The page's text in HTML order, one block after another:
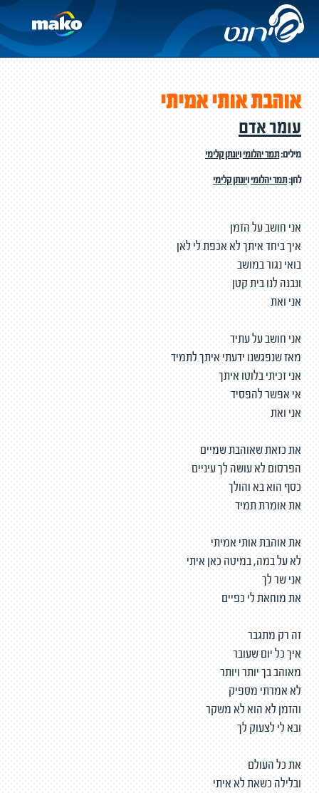
אוהבת אותי אמיתי
עומר אדם
מילים:תמר יהלומיויונתן קלימי
לחן:תמר יהלומיויונתן קלימי
אני חושב על הזמן
איך ביחד איתך לא אכפת לי לאן
בואי נגור במושב
ונבנה לנו בית קטן
אני ואת
אני חושב על עתיד
מאז שנפגשנו ידעתי איתך לתמיד
אני זכיתי בלוטו איתך
אי אפשר להפסיד
אני ואת
את כזאת שאוהבת שמיים
הפרסום לא עושה לך עיניים
כסף הוא בא והולך
את אומרת תמיד
את אוהבת אותי אמיתי
לא על במה, במיטה כאן איתי
אני שר לך
את מוחאת לי כפיים
זה רק מתגבר
איך כל יום שעובר
מאוהב בך יותר ויותר
לא אמרתי מספיק
והזמן לא הוא לא משקר
ובא לי לצעוק לך
את כל העולם
ובלילה כשאת לא איתי